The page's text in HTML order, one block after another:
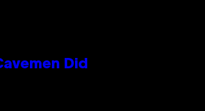
Did